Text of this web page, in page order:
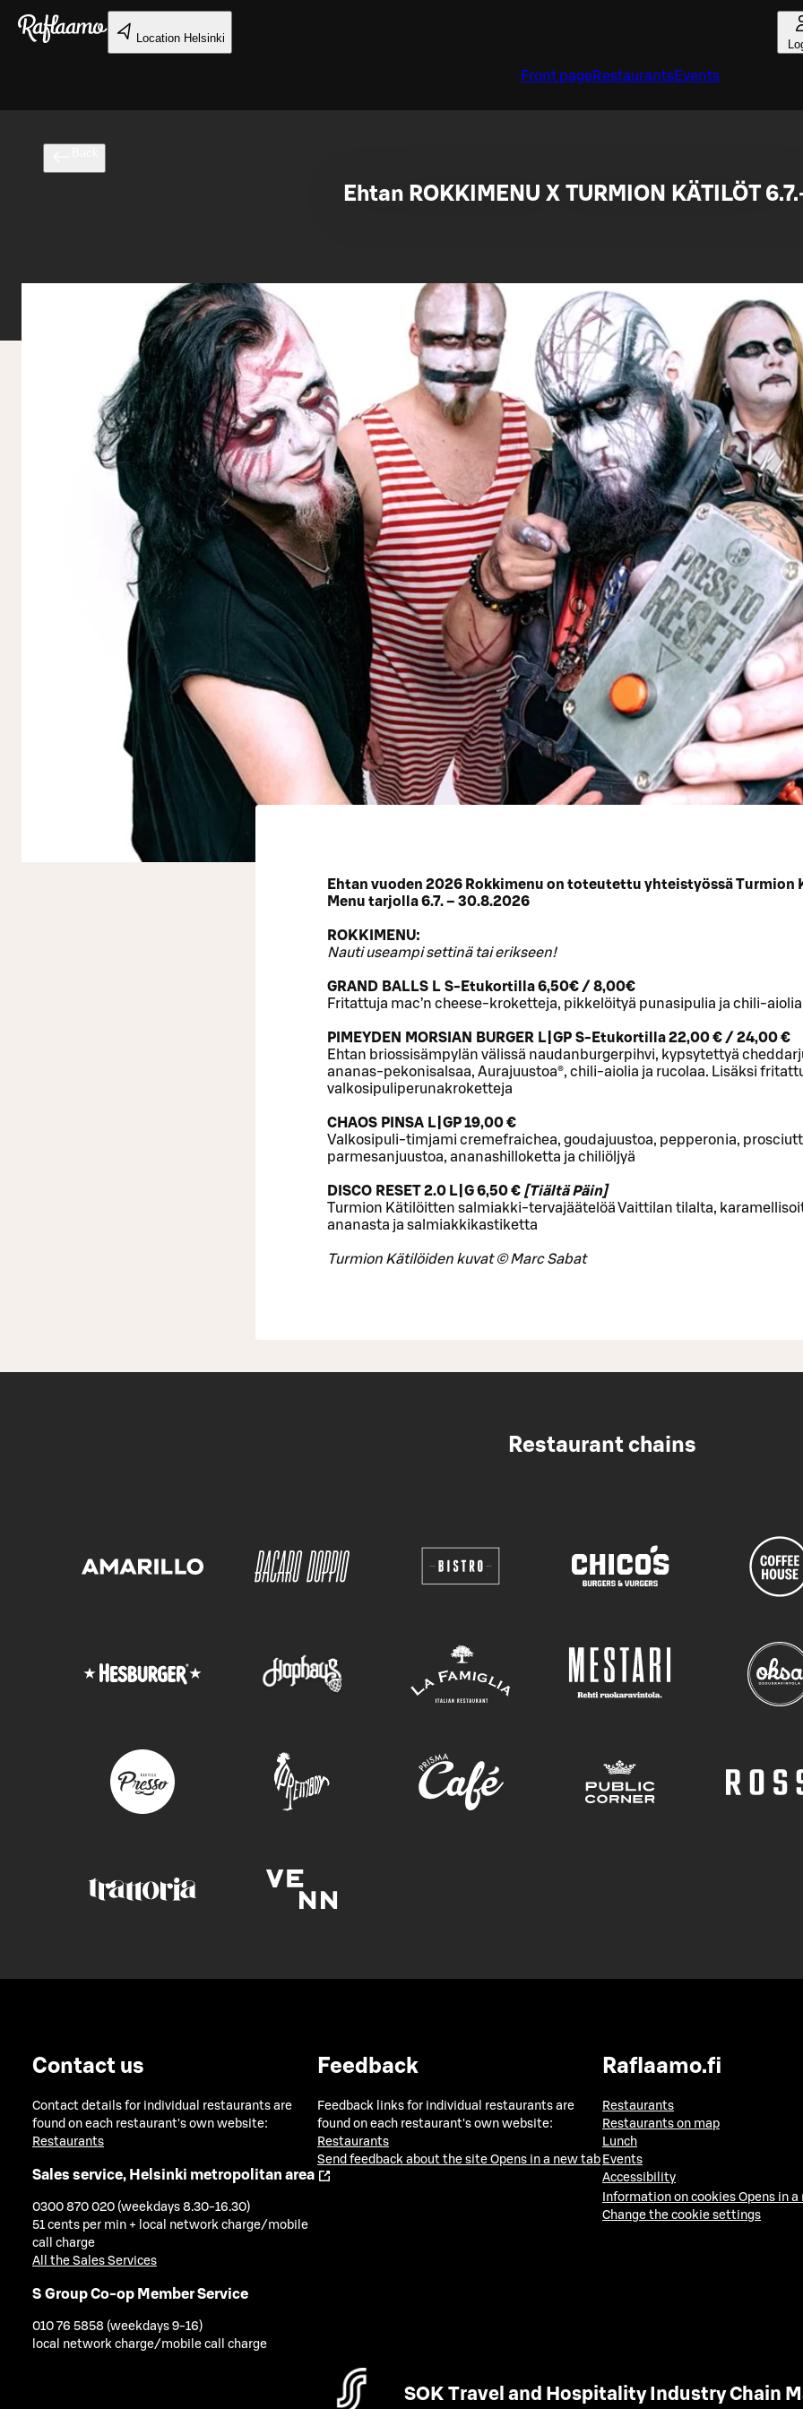
Skip to main content
Location Helsinki
Front pageRestaurantsEvents
Ehtan ROKKIMENU X TURMION KÄTILÖT
Ehtan vuoden 2026 Rokkimenu on toteutettu yhteistyössä Turmion
Menu tarjolla 6.7. – 30.8.2026
ROKKIMENU:
Nauti useampi settinä tai erikseen!
GRAND BALLS L S-Etukortilla 6,50€ / 8,00€
Fritattuja mac’n cheese-kroketteja, pikkelöityä punasipulia ja chili-aiolia
PIMEYDEN MORSIAN BURGER L|GP S-Etukortilla 22,00 € / 24,00 €
Ehtan briossisämpylän välissä naudanburgerpihvi, kypsytettyä
ananas-pekonisalsaa, Aurajuustoa®, chili-aiolia ja rucolaa. Lisäksi
valkosipuliperunakroketteja
CHAOS PINSA L|GP 19,00 €
Valkosipuli-timjami cremefraichea, goudajuustoa, pepperonia,
parmesanjuustoa, ananashilloketta ja chiliöljyä
DISCO RESET 2.0 L|G 6,50 € [Tiältä Päin]
Turmion Kätilöitten salmiakki-tervajäätelöä Vaittilan tilalta,
ananasta ja salmiakkikastiketta
Turmion Kätilöiden kuvat © Marc Sabat
Restaurant chains
Contact us
Contact details for individual restaurants are
found on each restaurant's own website:
Restaurants
Sales service, Helsinki metropolitan area
0300 870 020 (weekdays 8.30-16.30)
51 cents per min + local network charge/mobile
call charge
All the Sales Services
S Group Co-op Member Service
010 76 5858 (weekdays 9-16)
local network charge/mobile call charge
Feedback
Feedback links for individual restaurants are
found on each restaurant's own website:
Restaurants
Send feedback about the site Opens in a new tab
Raflaamo.fi
Restaurants
Restaurants on map
Lunch
Events
Accessibility
Information on cookies Opens in
Change the cookie settings
SOK Travel and Hospitality Industry Chain